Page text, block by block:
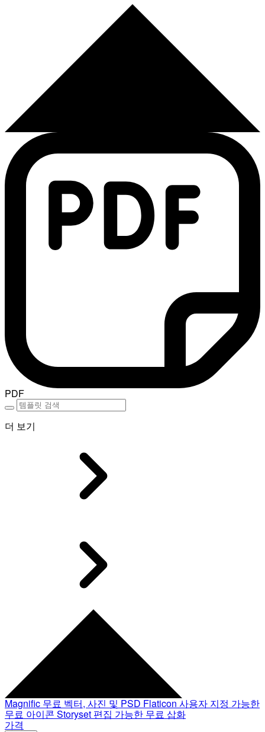
PDF
더 보기
Magnific 무료 벡터, 사진 및 PSD Flaticon 사용자 지정 가능한
무료 아이콘 Storyset 편집 가능한 무료 삽화
가격